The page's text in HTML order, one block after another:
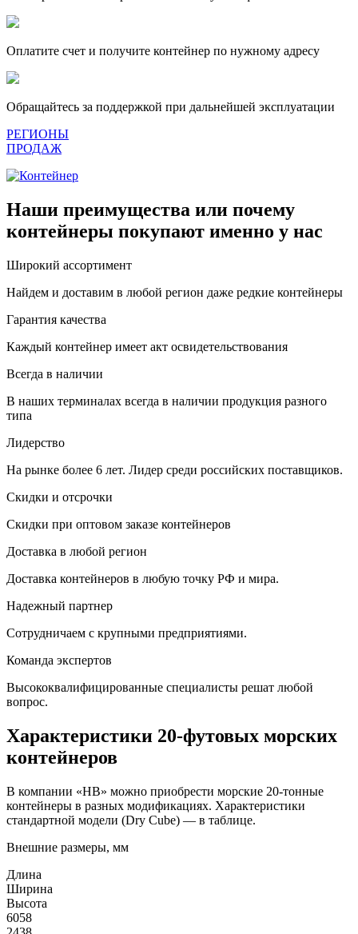
Оплатите счет и получите контейнер по нужному адресу
Обращайтесь за поддержкой при дальнейшей эксплуатации
РЕГИОНЫ
ПРОДАЖ
Наши преимущества или почему
контейнеры покупают именно у нас
Широкий ассортимент
Найдем и доставим в любой регион даже редкие контейнеры
Гарантия качества
Каждый контейнер имеет акт освидетельствования
Всегда в наличии
В наших терминалах всегда в наличии продукция разного
типа
Лидерство
На рынке более 6 лет. Лидер среди российских поставщиков.
Скидки и отсрочки
Скидки при оптовом заказе контейнеров
Доставка в любой регион
Доставка контейнеров в любую точку РФ и мира.
Надежный партнер
Сотрудничаем с крупными предприятиями.
Команда экспертов
Высококвалифицированные специалисты решат любой
вопрос.
Характеристики 20-футовых морских
контейнеров
В компании «HB» можно приобрести морские 20-тонные
контейнеры в разных модификациях. Характеристики
стандартной модели (Dry Cube) — в таблице.
Внешние размеры, мм
Длина
Ширина
Высота
6058